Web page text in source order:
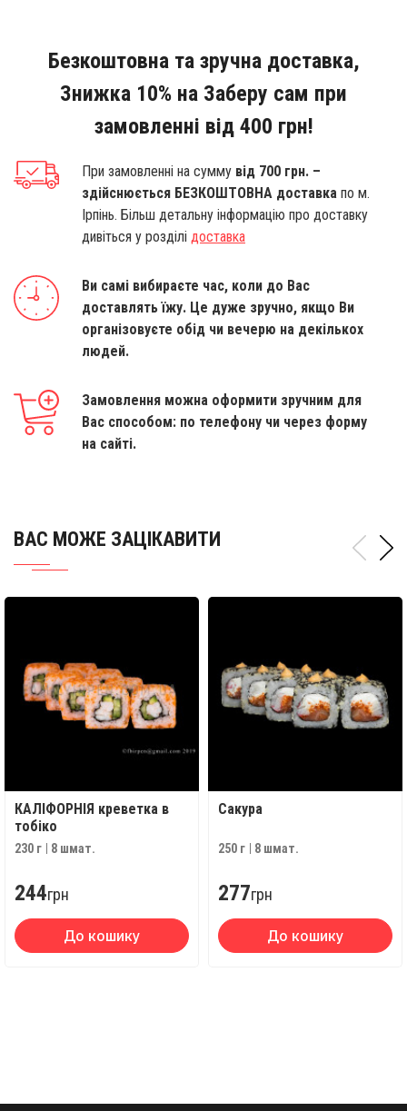
Безкоштовна та зручна доставка,
Знижка 10% на Заберу сам при
замовленні від 400 грн!
При замовленні на сумму від 700 грн. –
здійснюється БЕЗКОШТОВНА доставка по м.
Ірпінь. Більш детальну інформацію про доставку
дивіться у розділі доставка
Ви самі вибираєте час, коли до Вас
доставлять їжу. Це дуже зручно, якщо Ви
організовуєте обід чи вечерю на декількох
людей.
Замовлення можна оформити зручним для
Вас способом: по телефону чи через форму
на сайті.
ВАС МОЖЕ ЗАЦІКАВИТИ
КАЛІФОРНІЯ креветка в
тобіко
230 г 8 шмат.
244грн
До кошику
Сакура
250 г 8 шмат.
277грн
До кошику